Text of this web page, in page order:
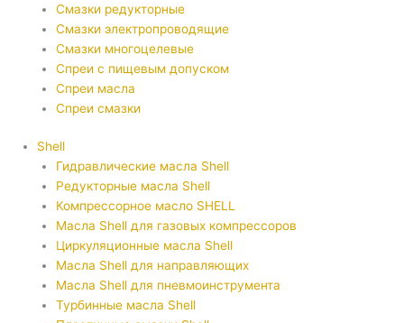
Смазки редукторные
Смазки электропроводящие
Смазки многоцелевые
Спреи с пищевым допуском
Спреи масла
Спреи смазки
Shell
Гидравлические масла Shell
Редукторные масла Shell
Компрессорное масло SHELL
Масла Shell для газовых компрессоров
Циркуляционные масла Shell
Масла Shell для направляющих
Масла Shell для пневмоинструмента
Турбинные масла Shell